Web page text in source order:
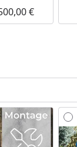
€